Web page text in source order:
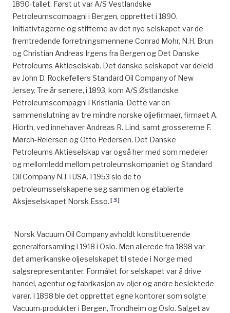
1890-tallet. Først ut var A/S Vestlandske
Petroleumscompagni i Bergen, opprettet i 1890.
Initiativtagerne og stifterne av det nye selskapet var de
fremtredende forretningsmennene Conrad Mohr, N.H. Brun
og Christian Andreas Irgens fra Bergen og Det Danske
Petroleums Aktieselskab. Det danske selskapet var deleid
av John D. Rockefellers Standard Oil Company of New
Jersey. Tre år senere, i 1893, kom A/S Østlandske
Petroleumscompagni i Kristiania. Dette var en
sammenslutning av tre mindre norske oljefirmaer, firmaet A.
Hiorth, ved innehaver Andreas R. Lind, samt grossererne F.
Mørch-Reiersen og Otto Pedersen. Det Danske
Petroleums Aktieselskap var også her med som medeier
og mellomledd mellom petroleumskompaniet og Standard
Oil Company N.J. i USA. I 1953 slo de to
petroleumsselskapene seg sammen og etablerte
Aksjeselskapet Norsk Esso. [3]
Norsk Vacuum Oil Company avholdt konstituerende
generalforsamling i 1918 i Oslo. Men allerede fra 1898 var
det amerikanske oljeselskapet til stede i Norge med
salgsrepresentanter. Formålet for selskapet var å drive
handel, agentur og fabrikasjon av oljer og andre beslektede
varer. I 1898 ble det opprettet egne kontorer som solgte
Vacuum-produkter i Bergen, Trondheim og Oslo. Salget av